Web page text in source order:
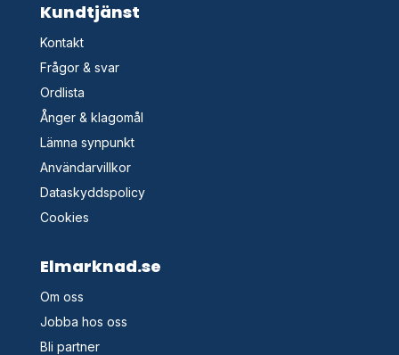
Kundtjänst
Kontakt
Frågor & svar
Ordlista
Ånger & klagomål
Lämna synpunkt
Användarvillkor
Dataskyddspolicy
Cookies
Elmarknad.se
Om oss
Jobba hos oss
Bli partner